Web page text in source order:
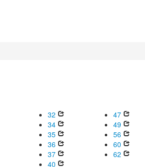
32
34
35
36
37
40
47
49
56
60
62